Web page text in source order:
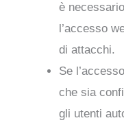
è
l’accesso
di attacchi.
Se
che sia
gli utenti